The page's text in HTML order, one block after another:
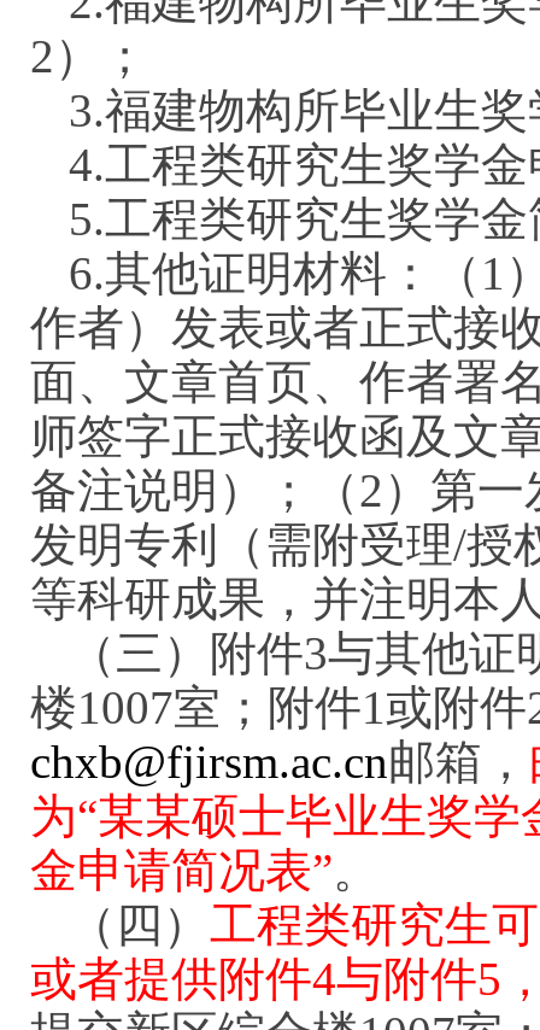
2）；
3.福建物构所毕业生
4.工程类研究生奖学
5.工程类研究生奖学
6.其他证明材料：（1
作者）发表或者正式接
面、文章首页、作者署
师签字正式接收函及文
备注说明）；（2）第
发明专利（需附受理/授
等科研成果，并注明本
（三）
附件3与其他证
楼1007室；附件1或附
chxb@fjirsm.ac.cn邮箱，
为“某某硕士毕业生奖
金申请简况表”。
（四） 工程类研究生
或者提供附件4与附件5